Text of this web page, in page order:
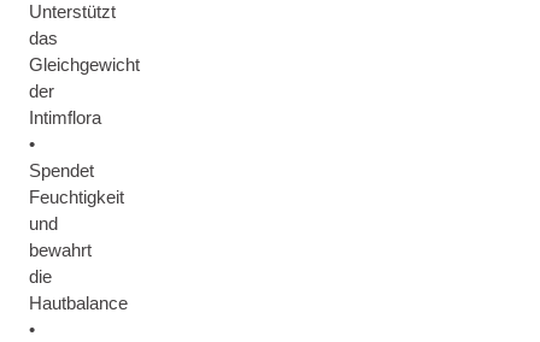
Unterstützt
das
Gleichgewicht
der
Intimflora
•
Spendet
Feuchtigkeit
und
bewahrt
die
Hautbalance
•